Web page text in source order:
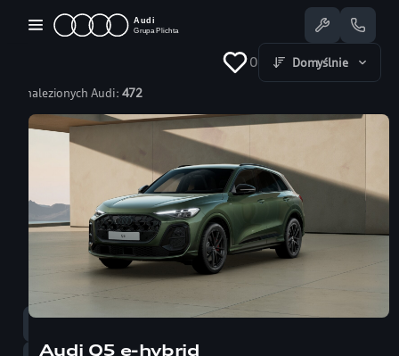
Przejdź
Dostępne Audi
Oferty specjalne
Nasze salony
Jazda testowa
Serwis
Sprzedaż
0 Domyślnie
Znalezionych Audi: 472
Audi Q5 e-hybrid